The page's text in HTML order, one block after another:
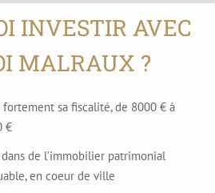
INVESTIR AVEC
MALRAUX ?
fortement sa fiscalité, de 8000 € à
€
de l’immobilier patrimonial
en coeur de ville